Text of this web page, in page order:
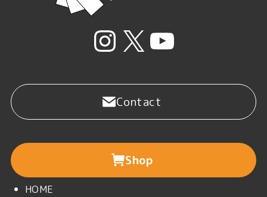
Instagram
X YouTube
Contact
Shop
HOME